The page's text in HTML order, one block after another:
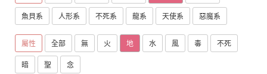
魚貝系 人形系 不死系 龍系 天使系 惡魔系
屬性 全部 無 火 地 水 風 毒 不死
暗 聖 念